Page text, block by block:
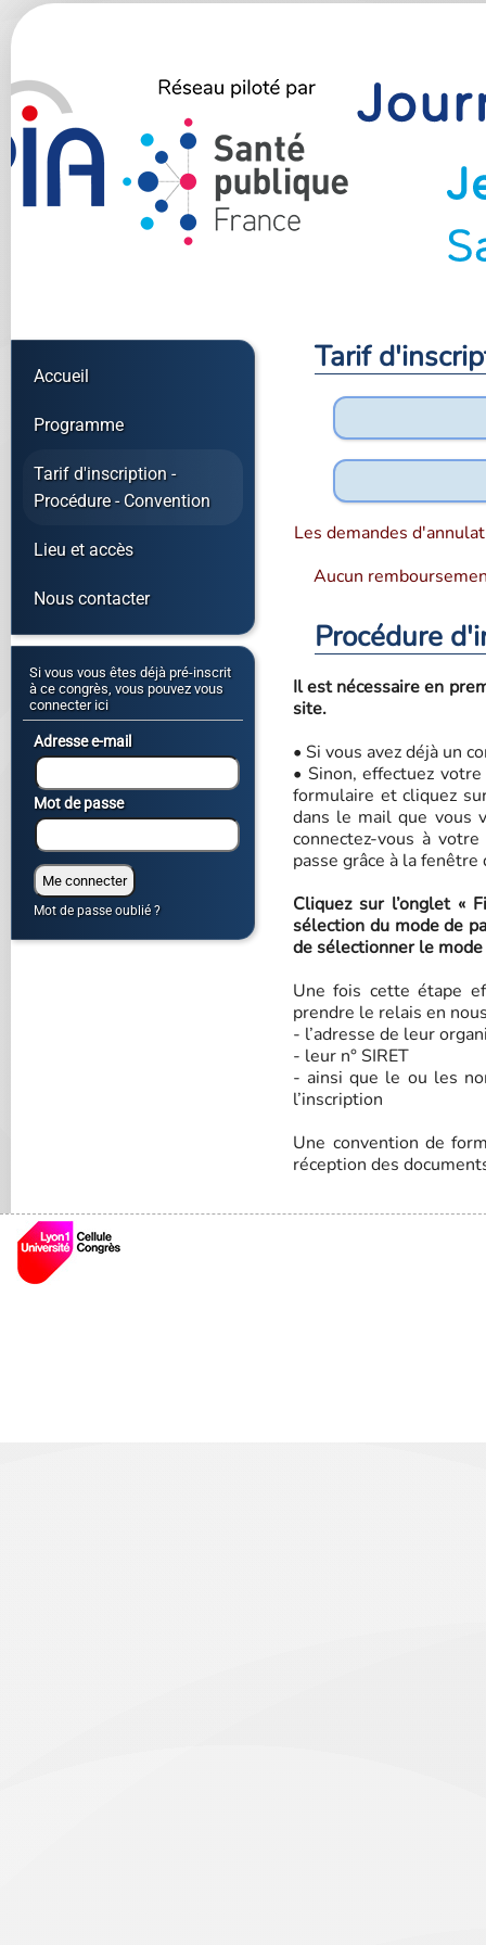
Accueil
Programme
Tarif d'inscription -
Procédure - Convention
Lieu et accès
Nous contacter
Si vous vous êtes déjà pré-inscrit
à ce congrès, vous pouvez vous
connecter ici
Mot de passe oublié ?
Adresse e-mail
Mot de passe
Tarif
Les demandes
Aucun
Procédure
Il est nécessaire en
site.
• Si vous avez déjà un
• Sinon, effectuez
formulaire et cliquez
dans le mail que vous
connectez-vous à
passe grâce à la
Cliquez sur l’onglet «
sélection du mode de
de sélectionner le
Une fois cette étape
prendre le relais en
- l’adresse de leur
- leur n° SIRET
- ainsi que le ou les
l’inscription
Une convention de
réception des